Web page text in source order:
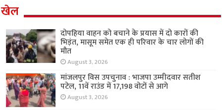
खेल
दोपहिया वाहन को बचाने के प्रयास में दो कारों की
भिड़ंत, मासूम समेत एक ही परिवार के चार लोगों की
मौत
August 3, 2026
मांजलपुर विस उपचुनाव : भाजपा उम्मीदवार सतीश
पटेल, 11वें राउंड में 17,198 वोटों से आगे
August 3, 2026